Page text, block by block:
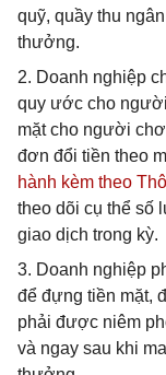
quỹ, quầy thu
thưởng.
2. Doanh nghiệp
quy ước cho
mặt cho người
đơn đổi tiền theo
hành kèm theo
theo dõi cụ thể số
giao dịch trong kỳ.
3. Doanh nghiệp
để đựng tiền mặt,
phải được niêm
và ngay sau khi